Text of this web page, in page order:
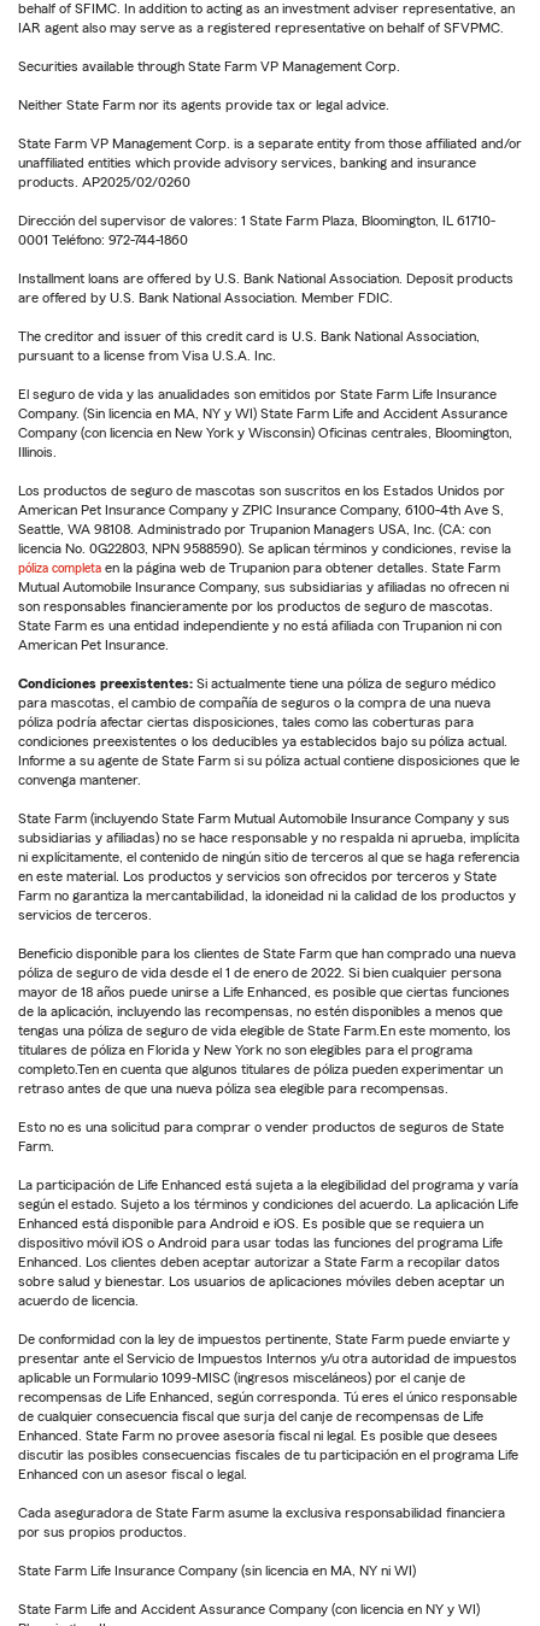
behalf of SFIMC. In addition to acting as an investment adviser representative, an
IAR agent also may serve as a registered representative on behalf of SFVPMC.
Securities available through State Farm VP Management Corp.
Neither State Farm nor its agents provide tax or legal advice.
State Farm VP Management Corp. is a separate entity from those affiliated and/or
unaffiliated entities which provide advisory services, banking and insurance
products. AP2025/02/0260
Dirección del supervisor de valores: 1 State Farm Plaza, Bloomington, IL 61710-
0001 Teléfono: 972-744-1860
Installment loans are offered by U.S. Bank National Association. Deposit products
are offered by U.S. Bank National Association. Member FDIC.
The creditor and issuer of this credit card is U.S. Bank National Association,
pursuant to a license from Visa U.S.A. Inc.
El seguro de vida y las anualidades son emitidos por State Farm Life Insurance
Company. (Sin licencia en MA, NY y WI) State Farm Life and Accident Assurance
Company (con licencia en New York y Wisconsin) Oficinas centrales, Bloomington,
Illinois.
Los productos de seguro de mascotas son suscritos en los Estados Unidos por
American Pet Insurance Company y ZPIC Insurance Company, 6100-4th Ave S,
Seattle, WA 98108. Administrado por Trupanion Managers USA, Inc. (CA: con
licencia No. 0G22803, NPN 9588590). Se aplican términos y condiciones, revise la
póliza completa en la página web de Trupanion para obtener detalles. State Farm
Mutual Automobile Insurance Company, sus subsidiarias y afiliadas no ofrecen ni
son responsables financieramente por los productos de seguro de mascotas.
State Farm es una entidad independiente y no está afiliada con Trupanion ni con
American Pet Insurance.
Condiciones preexistentes: Si actualmente tiene una póliza de seguro médico
para mascotas, el cambio de compañía de seguros o la compra de una nueva
póliza podría afectar ciertas disposiciones, tales como las coberturas para
condiciones preexistentes o los deducibles ya establecidos bajo su póliza actual.
Informe a su agente de State Farm si su póliza actual contiene disposiciones que le
convenga mantener.
State Farm (incluyendo State Farm Mutual Automobile Insurance Company y sus
subsidiarias y afiliadas) no se hace responsable y no respalda ni aprueba, implícita
ni explícitamente, el contenido de ningún sitio de terceros al que se haga referencia
en este material. Los productos y servicios son ofrecidos por terceros y State
Farm no garantiza la mercantabilidad, la idoneidad ni la calidad de los productos y
servicios de terceros.
Beneficio disponible para los clientes de State Farm que han comprado una nueva
póliza de seguro de vida desde el 1 de enero de 2022. Si bien cualquier persona
mayor de 18 años puede unirse a Life Enhanced, es posible que ciertas funciones
de la aplicación, incluyendo las recompensas, no estén disponibles a menos que
tengas una póliza de seguro de vida elegible de State Farm.En este momento, los
titulares de póliza en Florida y New York no son elegibles para el programa
completo.Ten en cuenta que algunos titulares de póliza pueden experimentar un
retraso antes de que una nueva póliza sea elegible para recompensas.
Esto no es una solicitud para comprar o vender productos de seguros de State
Farm.
La participación de Life Enhanced está sujeta a la elegibilidad del programa y varía
según el estado. Sujeto a los términos y condiciones del acuerdo. La aplicación Life
Enhanced está disponible para Android e iOS. Es posible que se requiera un
dispositivo móvil iOS o Android para usar todas las funciones del programa Life
Enhanced. Los clientes deben aceptar autorizar a State Farm a recopilar datos
sobre salud y bienestar. Los usuarios de aplicaciones móviles deben aceptar un
acuerdo de licencia.
De conformidad con la ley de impuestos pertinente, State Farm puede enviarte y
presentar ante el Servicio de Impuestos Internos y/u otra autoridad de impuestos
aplicable un Formulario 1099-MISC (ingresos misceláneos) por el canje de
recompensas de Life Enhanced, según corresponda. Tú eres el único responsable
de cualquier consecuencia fiscal que surja del canje de recompensas de Life
Enhanced. State Farm no provee asesoría fiscal ni legal. Es posible que desees
discutir las posibles consecuencias fiscales de tu participación en el programa Life
Enhanced con un asesor fiscal o legal.
Cada aseguradora de State Farm asume la exclusiva responsabilidad financiera
por sus propios productos.
State Farm Life Insurance Company (sin licencia en MA, NY ni WI)
State Farm Life and Accident Assurance Company (con licencia en NY y WI)